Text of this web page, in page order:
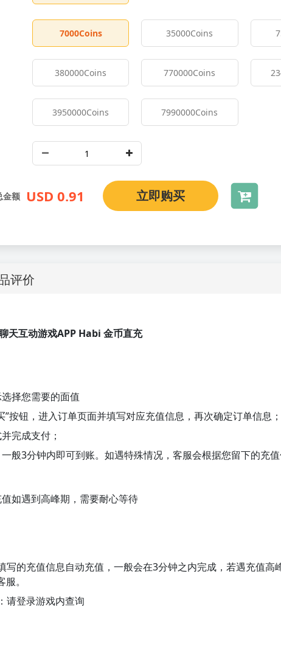
7000Coins 35000Coins
380000Coins 770000Coins
3950000Coins 7990000Coins
金额 USD 0.91 立即购买
评价
天互动游戏APP Habi 金币直充
择您需要的面值
”按钮，进入订单页面并填写对应充值信息，再次确定订单信息；
完成支付；
般3分钟内即可到账。如遇特殊情况，客服会根据您留下的充
如遇到高峰期，需要耐心等待
写的充值信息自动充值，一般会在3分钟之内完成，若遇充值高
。
请登录游戏内查询